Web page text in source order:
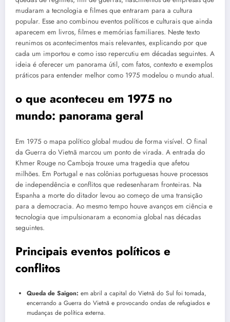
mudaram a tecnologia e filmes que entraram para a cultura
popular. Esse ano combinou eventos políticos e culturais que ainda
aparecem em livros, filmes e memórias familiares. Neste texto
reunimos os acontecimentos mais relevantes, explicando por que
cada um importou e como isso repercutiu em décadas seguintes. A
ideia é oferecer um panorama útil, com fatos, contexto e exemplos
práticos para entender melhor como 1975 modelou o mundo atual.
o que aconteceu em 1975 no
mundo: panorama geral
Em 1975 o mapa político global mudou de forma visível. O final
da Guerra do Vietnã marcou um ponto de virada. A entrada do
Khmer Rouge no Camboja trouxe uma tragedia que afetou
milhões. Em Portugal e nas colônias portuguesas houve processos
de independência e conflitos que redesenharam fronteiras. Na
Espanha a morte do ditador levou ao começo de uma transição
para a democracia. Ao mesmo tempo houve avanços em ciência e
tecnologia que impulsionaram a economia global nas décadas
seguintes.
Principais eventos políticos e
conflitos
Queda de Saigon: em abril a capital do Vietnã do Sul foi tomada,
encerrando a Guerra do Vietnã e provocando ondas de refugiados e
mudanças de política externa.